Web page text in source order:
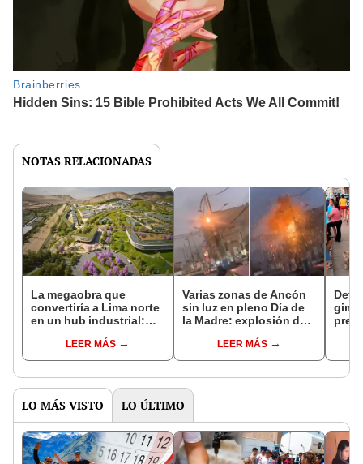
NOTAS RELACIONADAS
La megaobra que
convertiría a Lima norte
en un hub industrial:
millones de inversión en
700 hectáreas
LEER MÁS
Varias zonas de Ancón
sin luz en pleno Día de
la Madre: explosión de
generado la crisis
LEER MÁS
LO MÁS VISTO LO ÚLTIMO